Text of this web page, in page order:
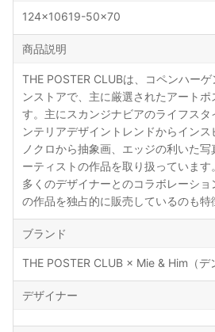
124x10619-50x70
商品説明
THE POSTER CLUBは、コペンハー
ンストアで、主に厳選されたアートポ
す。主にスカンジナビアのライフス
ンテリアデザイントレンドからイン
ノクロから抽象画、エッジの利いた
ーティストの作品を取り扱っていま
多くのデザイナーとのコラボレーショ
の作品を独占的に販売しているのも特
ブランド
THE POSTER CLUB × Mie & Him（デ
デザイナー